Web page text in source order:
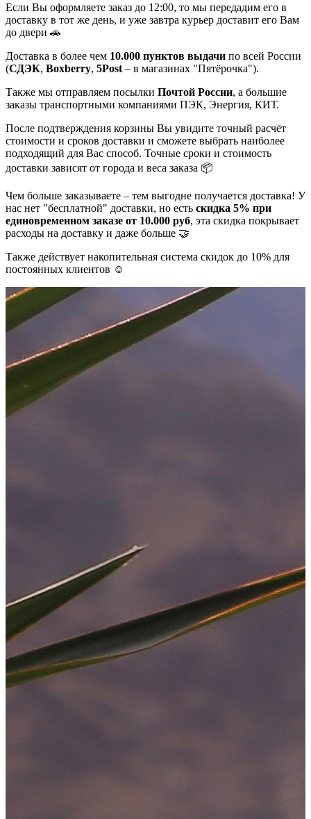
Если Вы оформляете заказ до 12:00, то мы передадим его в
доставку в тот же день, и уже завтра курьер доставит его Вам
до двери 🚗
Доставка в более чем 10.000 пунктов выдачи по всей России
(СДЭК, Boxberry, 5Post – в магазинах "Пятёрочка").
Также мы отправляем посылки Почтой России, а большие
заказы транспортными компаниями ПЭК, Энергия, КИТ.
После подтверждения корзины Вы увидите точный расчёт
стоимости и сроков доставки и сможете выбрать наиболее
подходящий для Вас способ. Точные сроки и стоимость
доставки зависят от города и веса заказа 📦
Чем больше заказываете – тем выгодне получается доставка! У
нас нет "бесплатной" доставки, но есть скидка 5% при
единовременном заказе от 10.000 руб, эта скидка покрывает
расходы на доставку и даже больше 🤝
Также действует накопительная система скидок до 10% для
постоянных клиентов ☺️